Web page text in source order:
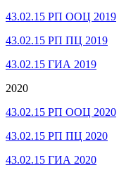
43.02.15 РП ООЦ 2019
43.02.15 РП ПЦ 2019
43.02.15 ГИА 2019
2020
43.02.15 РП ООЦ 2020
43.02.15 РП ПЦ 2020
43.02.15 ГИА 2020